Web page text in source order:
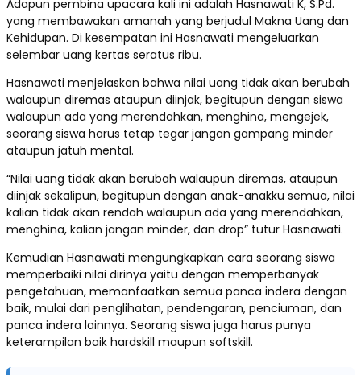
Adapun pembina upacara kali ini adalah Hasnawati K, S.Pd.
yang membawakan amanah yang berjudul Makna Uang dan
Kehidupan. Di kesempatan ini Hasnawati mengeluarkan
selembar uang kertas seratus ribu.
Hasnawati menjelaskan bahwa nilai uang tidak akan berubah
walaupun diremas ataupun diinjak, begitupun dengan siswa
walaupun ada yang merendahkan, menghina, mengejek,
seorang siswa harus tetap tegar jangan gampang minder
ataupun jatuh mental.
“Nilai uang tidak akan berubah walaupun diremas, ataupun
diinjak sekalipun, begitupun dengan anak-anakku semua, nilai
kalian tidak akan rendah walaupun ada yang merendahkan,
menghina, kalian jangan minder, dan drop” tutur Hasnawati.
Kemudian Hasnawati mengungkapkan cara seorang siswa
memperbaiki nilai dirinya yaitu dengan memperbanyak
pengetahuan, memanfaatkan semua panca indera dengan
baik, mulai dari penglihatan, pendengaran, penciuman, dan
panca indera lainnya. Seorang siswa juga harus punya
keterampilan baik hardskill maupun softskill.